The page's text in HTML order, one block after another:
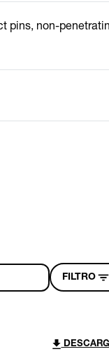
pins, non-
FILTRO